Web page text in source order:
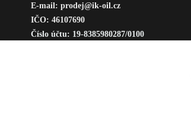
E-mail: prodej@ik-oil.cz
IČO: 46107690
Číslo účtu: 19-8385980287/0100